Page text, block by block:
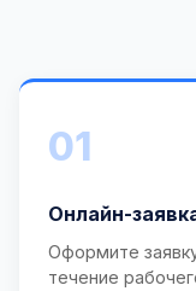
01
Онлайн-
Оформите
течение